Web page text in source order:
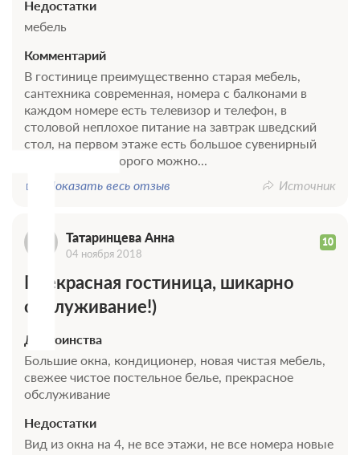
Люкс 2-местный 2-комнатный
Проживание без питания
Требуется предоплата
3 900
ЗА НОЧЬ ДЛЯ 1 ГОСТЯ
Требуется предоплата
Недостатки
мебель
Комментарий
В гостинице преимущественно старая мебель,
сантехника современная, номера с балконами в
каждом номере есть телевизор и телефон, в
столовой неплохое питание на завтрак шведский
стол, на первом этаже есть большое сувенирный
магазин где недорого можно...
Показать весь отзыв
Источник
Татаринцева Анна 10
04 ноября 2018
Прекрасная гостиница, шикарно
обслуживание!)
Достоинства
Большие окна, кондиционер, новая чистая мебель,
свежее чистое постельное белье, прекрасное
обслуживание
Недостатки
Вид из окна на 4, не все этажи, не все номера новые